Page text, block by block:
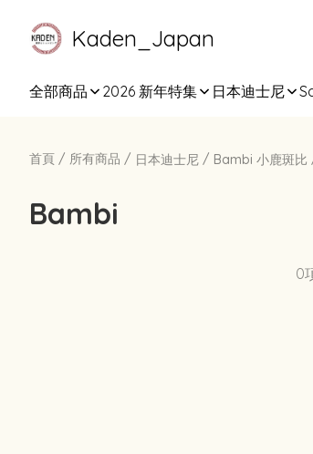
Kaden_Japan
全部商品 2026 新年特集 日本迪士尼
首頁 / 所有商品 / 日本迪士尼 / Bambi 小鹿斑比
Bambi
0